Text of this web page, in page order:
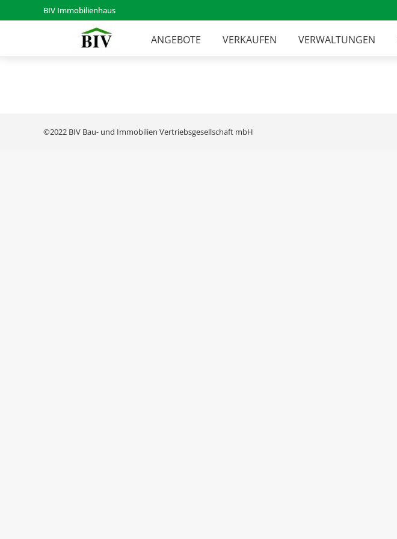
BIV Immobilienhaus
ANGEBOTE VERKAUFEN VERWALTUNGEN
©2022 BIV Bau- und Immobilien Vertriebsgesellschaft mbH